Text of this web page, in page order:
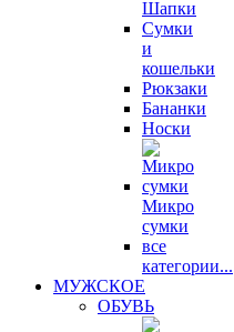
Шапки
Сумки
и
кошельки
Рюкзаки
Бананки
Носки
Микро
сумки
все
категории...
МУЖСКОЕ
ОБУВЬ